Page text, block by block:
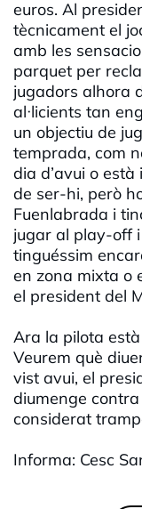
euros. Al
tècnicament el
amb les
parquet per
jugadors alhora
al·licients tan
un objectiu de
temprada, com
dia d’avui o
de ser-hi, però
Fuenlabrada i
jugar al play-off
tinguéssim
en zona mixta o
el president del
Ara la pilota
Veurem què
vist avui, el
diumenge
considerat
Informa: Cesc